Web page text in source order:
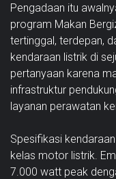
Pengadaan itu
program Makan
tertinggal, terdepan,
kendaraan listrik di
pertanyaan karena
infrastruktur
layanan perawatan
Spesifikasi
kelas motor listrik.
7.000 watt peak